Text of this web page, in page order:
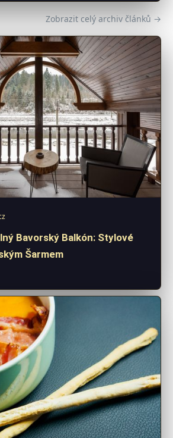
Zobrazit celý archiv článků →
Bavorský Balkón: Stylové
Šarmem